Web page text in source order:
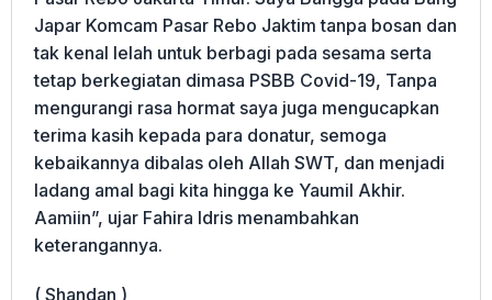
Japar Komcam Pasar Rebo Jaktim tanpa bosan dan
tak kenal lelah untuk berbagi pada sesama serta
tetap berkegiatan dimasa PSBB Covid-19, Tanpa
mengurangi rasa hormat saya juga mengucapkan
terima kasih kepada para donatur, semoga
kebaikannya dibalas oleh Allah SWT, dan menjadi
ladang amal bagi kita hingga ke Yaumil Akhir.
Aamiin”, ujar Fahira Idris menambahkan
keterangannya.
( Shandan )